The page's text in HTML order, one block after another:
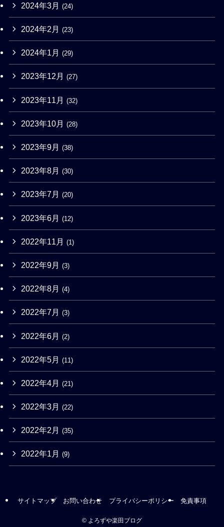
2024年3月 (24)
2024年2月 (23)
2024年1月 (29)
2023年12月 (27)
2023年11月 (32)
2023年10月 (28)
2023年9月 (38)
2023年8月 (30)
2023年7月 (20)
2023年6月 (12)
2022年11月 (1)
2022年9月 (3)
2022年8月 (4)
2022年7月 (3)
2022年6月 (2)
2022年5月 (11)
2022年4月 (21)
2022年3月 (22)
2022年2月 (35)
2022年1月 (9)
サイトマップ お問い合わせ プライバシーポリシー 免責事項
© よろずや楽田ブログ